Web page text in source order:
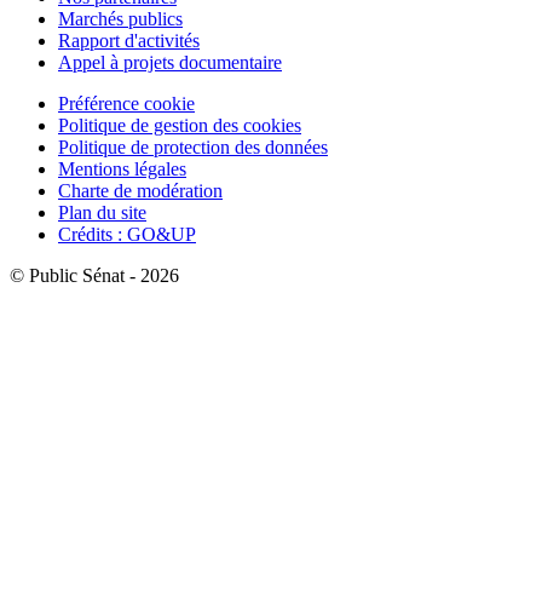
Marchés publics
Rapport d'activités
Appel à projets documentaire
Préférence cookie
Politique de gestion des cookies
Politique de protection des données
Mentions légales
Charte de modération
Plan du site
Crédits : GO&UP
© Public Sénat - 2026